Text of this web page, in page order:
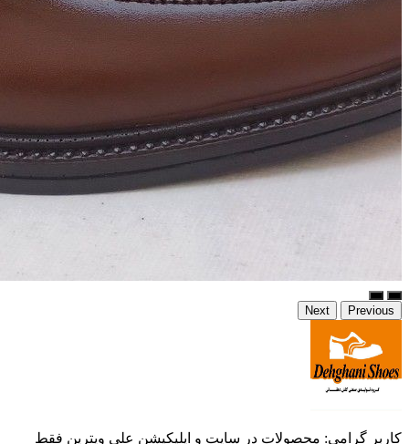
Previous
Next
کاربر گرامی: محصولات در سایت و اپلیکیشن علی ویترین فقط